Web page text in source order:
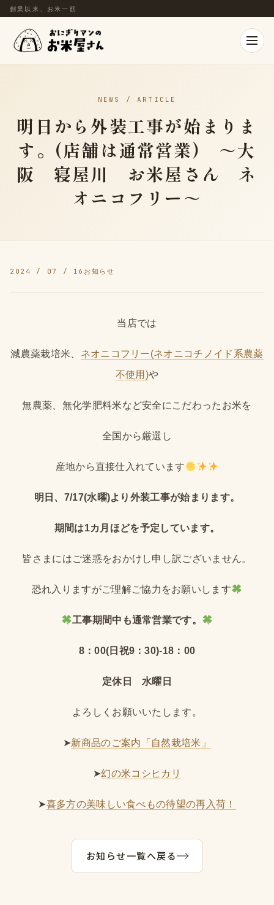
創業以来、お米一筋
NEWS / ARTICLE
明日から外装工事が始まりま
す。(店舗は通常営業) ～大
阪 寝屋川 お米屋さん ネ
オニコフリー～
2024 / 07 / 16 お知らせ
当店では
減農薬栽培米、 ネオニコフリー(ネオニコチノイド系農薬
不使用)や
無農薬、無化学肥料米など安全にこだわったお米を
全国から厳選し
産地から直接仕入れています
明日、7/17(水曜)より外装工事が始まります。
期間は1カ月ほどを予定しています。
皆さまにはご迷惑をおかけし申し訳ございません。
恐れ入りますがご理解ご協力をお願いします
工事期間中も通常営業です。
8：00(日祝9：30)-18：00
定休日 水曜日
よろしくお願いいたします。
➤新商品のご案内「自然栽培米」
➤幻の米コシヒカリ
➤喜多方の美味しい食べもの待望の再入荷！
お知らせ一覧へ戻る